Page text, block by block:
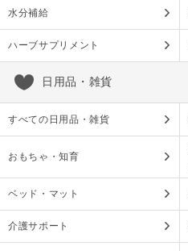
水分補給
ハーブサプリメント
日用品・雑貨
すべての日用品・雑貨
おもちゃ・知育
ベッド・マット
介護サポート